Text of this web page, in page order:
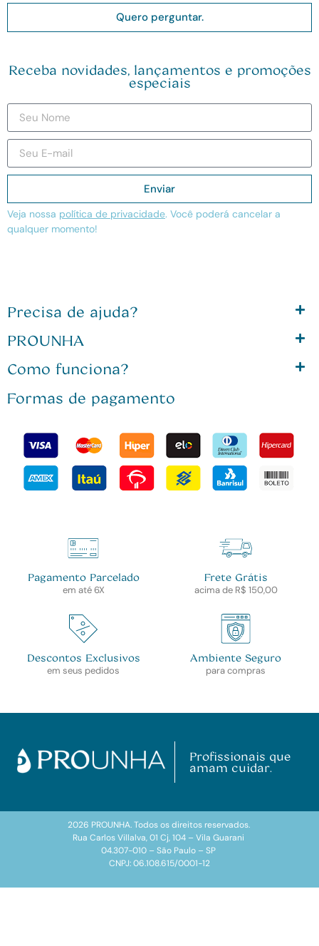
Quero perguntar.
Receba novidades, lançamentos e promoções
especiais
Enviar
Veja nossa política de privacidade. Você poderá cancelar a
qualquer momento!
Precisa de ajuda?
PROUNHA
Como funciona?
Formas de pagamento
Pagamento Parcelado
em até 6X
Frete Grátis
acima de R$ 150,00
Descontos Exclusivos
em seus pedidos
Ambiente Seguro
para compras
Profissionais que
amam cuidar.
2026 PROUNHA. Todos os direitos reservados.
Rua Carlos Villalva, 01 Cj, 104 – Vila Guarani
04.307-010 – São Paulo – SP
CNPJ: 06.108.615/0001-12